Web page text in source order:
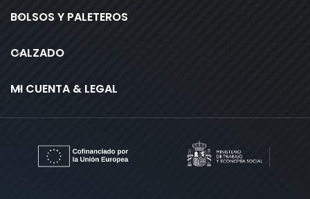
BOLSOS Y PALETEROS
CALZADO
MI CUENTA & LEGAL